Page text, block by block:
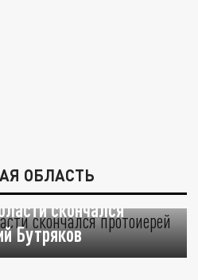
ОБЛАСТЬ
скончался
Бутряков